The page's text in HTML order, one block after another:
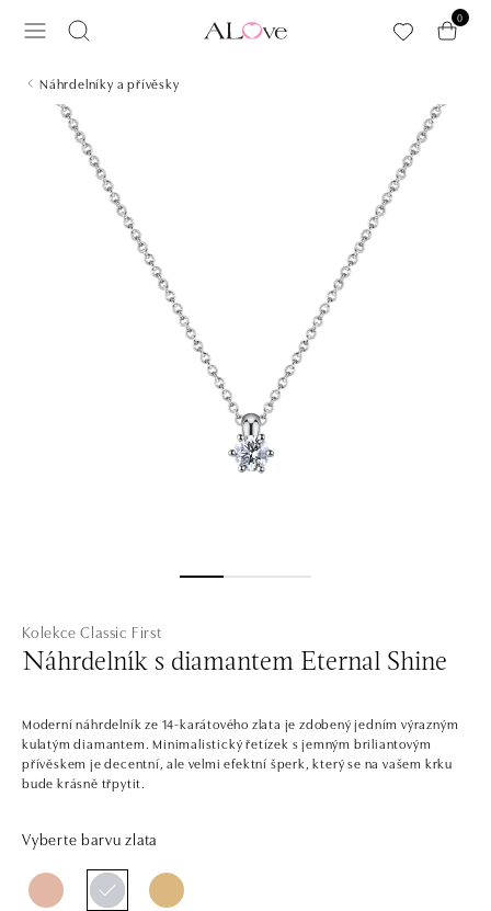
0
Náhrdelníky a přívěsky
Kolekce Classic First
Náhrdelník s diamantem Eternal Shine
Moderní náhrdelník ze 14-karátového zlata je zdobený jedním výrazným
kulatým diamantem. Minimalistický řetízek s jemným briliantovým
přívěskem je decentní, ale velmi efektní šperk, který se na vašem krku
bude krásně třpytit.
Vyberte barvu zlata